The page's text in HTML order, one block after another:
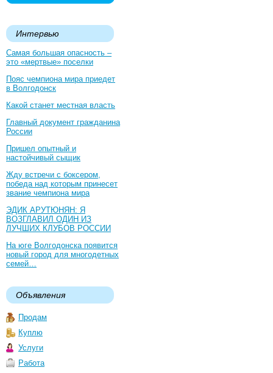
Интервью
Самая большая опасность –
это «мертвые» поселки
Пояс чемпиона мира приедет
в Волгодонск
Какой станет местная власть
Главный документ гражданина
России
Пришел опытный и
настойчивый сыщик
Жду встречи с боксером,
победа над которым принесет
звание чемпиона мира
ЭДИК АРУТЮНЯН: Я
ВОЗГЛАВИЛ ОДИН ИЗ
ЛУЧШИХ КЛУБОВ РОССИИ
На юге Волгодонска появится
новый город для многодетных
семей…
Объявления
Продам
Куплю
Услуги
Работа